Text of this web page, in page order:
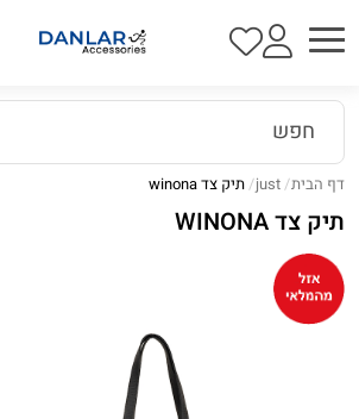
דף הבית just תיק צד winona
תיק צד WINONA